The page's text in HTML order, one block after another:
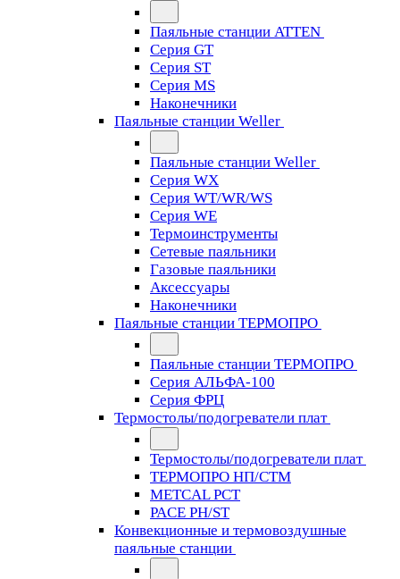
Паяльные станции ATTEN
Серия GT
Серия ST
Серия MS
Наконечники
Паяльные станции Weller
Паяльные станции Weller
Серия WX
Серия WT/WR/WS
Серия WE
Термоинструменты
Сетевые паяльники
Газовые паяльники
Аксессуары
Наконечники
Паяльные станции ТЕРМОПРО
Паяльные станции ТЕРМОПРО
Серия АЛЬФА-100
Серия ФРЦ
Термостолы/подогреватели плат
Термостолы/подогреватели плат
ТЕРМОПРО НП/СТМ
METCAL PCT
PACE PH/ST
Конвекционные и термовоздушные
паяльные станции